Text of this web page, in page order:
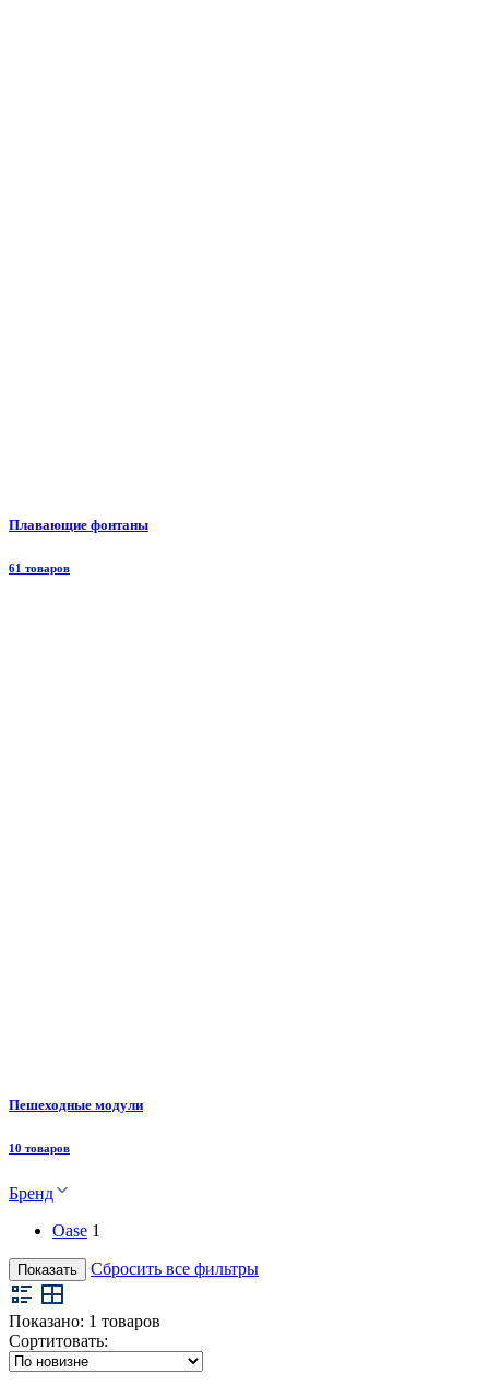
Плавающие фонтаны
61 товаров
Пешеходные модули
10 товаров
Бренд
Oase 1
Показать Сбросить все фильтры
Показано: 1 товаров
Сортитовать: